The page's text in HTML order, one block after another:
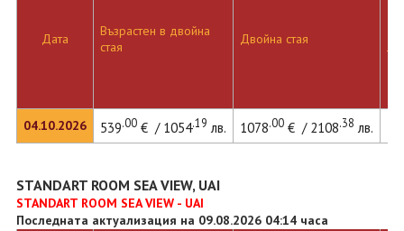
Дата
04.10.2026
Възрастен в двойна
стая
Двойна стая
539.00€ / 1054.19 лв. 1078.00€ / 2108.38 лв.
STANDART ROOM SEA VIEW, UAI
STANDART ROOM SEA VIEW - UAI
Последната актуализация на 09.08.2026 04:14 часа